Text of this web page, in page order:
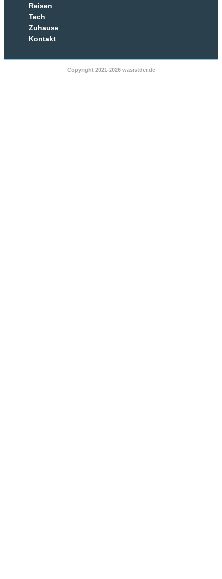
Reisen
Tech
Zuhause
Kontakt
Copyright 2021-2026 wasistder.de